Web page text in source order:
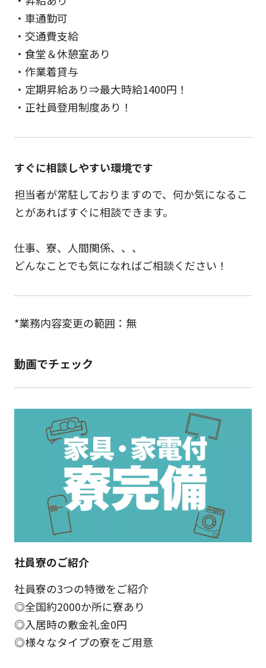
・車通勤可
・交通費支給
・食堂＆休憩室あり
・作業着貸与
・定期昇給あり⇒最大時給1400円！
・正社員登用制度あり！
すぐに相談しやすい環境です
担当者が常駐しておりますので、何か気になるこ
とがあればすぐに相談できます。
仕事、寮、人間関係、、、
どんなことでも気になればご相談ください！
*業務内容変更の範囲：無
動画でチェック
社員寮のご紹介
社員寮の3つの特徴をご紹介
◎全国約2000か所に寮あり
◎入居時の敷金礼金0円
◎様々なタイプの寮をご用意